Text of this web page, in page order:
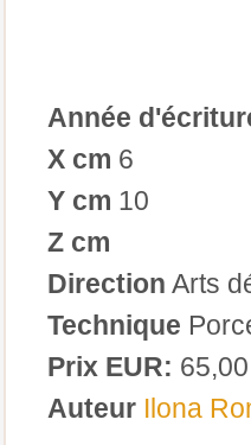
Année
X cm 6
Y cm 10
Z cm
Direction Arts
Technique
Prix EUR: 65,00
Auteur Ilona